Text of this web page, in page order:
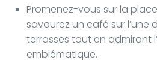
Promenez-vous sur la
savourez un café sur l’une
terrasses tout en admirant
emblématique.